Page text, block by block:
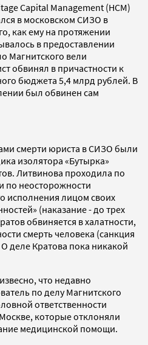
Capital Management (HCM)
в московском СИЗО в
как ему на протяжении
в предоставлении
Магнитского вели
обвинял в причастности к
бюджета 5,4 млрд рублей. В
был обвинен сам
смерти юриста в СИЗО были
изолятора «Бутырка»
Литвинова проходила по
по неосторожности
исполнения лицом своих
(наказание - до трех
обвиняется в халатности,
смерть человека (санкция
деле Кратова пока никакой
что недавно
по делу Магнитского
ответственности
которые отклоняли
медицинской помощи.